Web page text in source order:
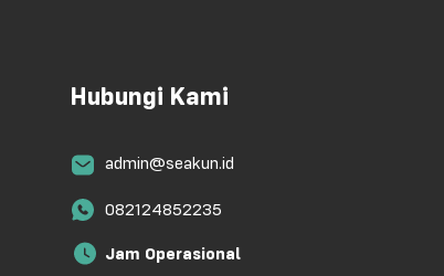
Hubungi Kami
admin@seakun.id
082124852235
Jam Operasional